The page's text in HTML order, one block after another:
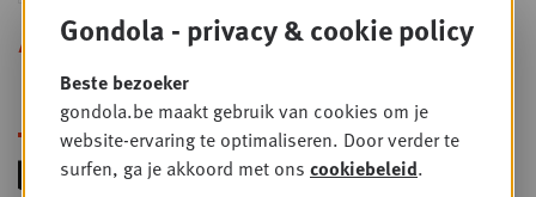
Alle opleidingen
Gondola - privacy & cookie policy
Beste bezoeker
gondola.be maakt gebruik van cookies om je
website-ervaring te optimaliseren. Door verder te
surfen, ga je akkoord met ons cookiebeleid.